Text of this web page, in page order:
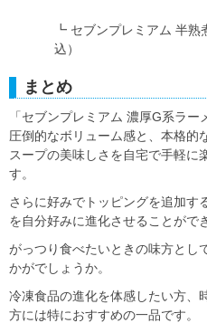
┗ セブンプレミアム 半熟
込）
まとめ
「セブンプレミアム 濃厚G系ラ
圧倒的なボリューム感と、本格的
スープの美味しさを自宅で手軽に
す。
さらに好みでトッピングを追加す
を自分好みに進化させることがで
がっつり食べたいときの味方とし
かがでしょうか。
冷凍食品の進化を体感したい方、
方には特におすすめの一品です。